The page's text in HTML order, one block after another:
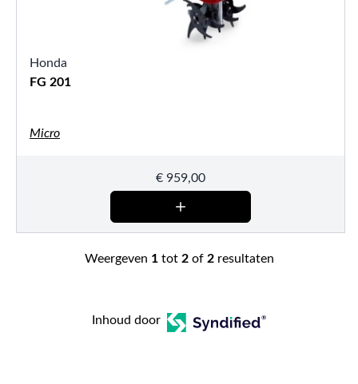
Honda
FG 201
Micro
€ 959,00
Weergeven 1tot 2of 2resultaten
Inhoud door